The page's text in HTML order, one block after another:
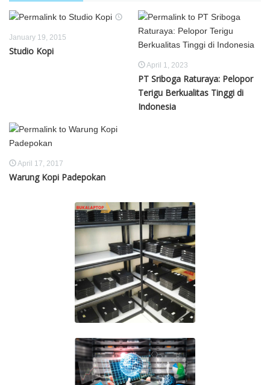
January 19, 2015
Studio Kopi
April 1, 2023
PT Sriboga Raturaya: Pelopor
Terigu Berkualitas Tinggi di
Indonesia
April 17, 2017
Warung Kopi Padepokan